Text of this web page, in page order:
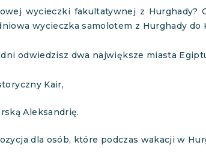
wycieczki fakultatywnej z Hurghady?
wycieczka samolotem z Hurghady
odwiedzisz dwa największe miasta
Kair,
Aleksandrię.
dla osób, które podczas wakacji w